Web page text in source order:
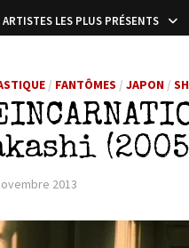
ARTISTES LES PLUS PRÉSENTS
/ FANTÔMES /JAPON /
2013